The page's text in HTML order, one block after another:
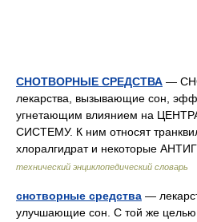
СНОТВОРНЫЕ СРЕДСТВА —
лекарства, вызывающие сон,
угнетающим влиянием на
СИСТЕМУ. К ним относят
хлоралгидрат и некоторые
технический энциклопедический словарь
снотворные средства —
улучшающие сон. С той же